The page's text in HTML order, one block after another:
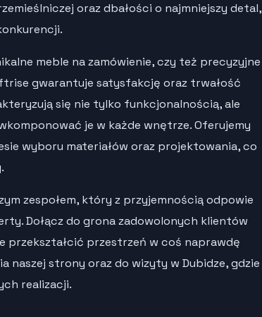
oraz dbałości o najmniejszy detal,
meble na zamówienie, czy też precyzyjne
gwarantuje satysfakcję oraz trwałość
się nie tylko funkcjonalnością, ale
je w każde wnętrze. Oferujemy
wyboru materiałów oraz projektowania, co
zespołem, który z przyjemnością odpowie
Dołącz do grona zadowolonych klientów
przekształcić przestrzeń w coś naprawdę
naszej strony oraz do wizyty w Dubidze, gdzie
realizacji.